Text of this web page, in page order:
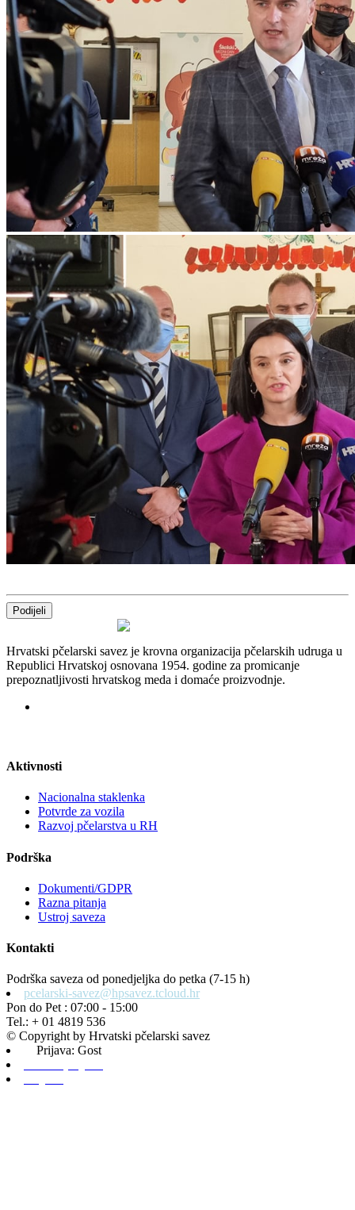
Podijeli
Hrvatski pčelarski savez je krovna organizacija pčelarskih udruga u
Republici Hrvatskoj osnovana 1954. godine za promicanje
prepoznatljivosti hrvatskog meda i domaće proizvodnje.
Aktivnosti
Nacionalna staklenka
Potvrde za vozila
Razvoj pčelarstva u RH
Podrška
Dokumenti/GDPR
Razna pitanja
Ustroj saveza
Kontakti
Podrška saveza od ponedjeljka do petka (7-15 h)
pcelarski-savez@hpsavez.tcloud.hr
Pon do Pet : 07:00 - 15:00
Tel.: + 01 4819 536
© Copyright by Hrvatski pčelarski savez
Prijava: Gost